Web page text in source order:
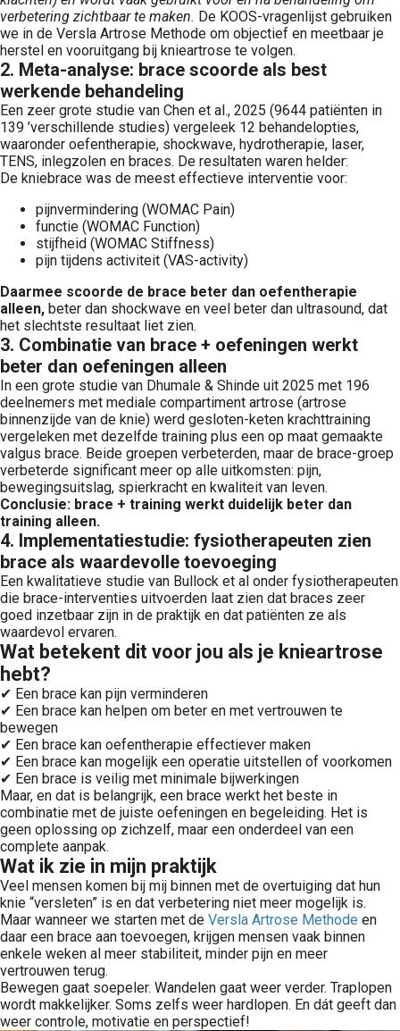
verbetering zichtbaar te maken. De KOOS-vragenlijst gebruiken
we in de Versla Artrose Methode om objectief en meetbaar je
herstel en vooruitgang bij knieartrose te volgen.
2. Meta-analyse: brace scoorde als best
werkende behandeling
Een zeer grote studie van Chen et al., 2025 (9644 patiënten in
139 ’verschillende studies) vergeleek 12 behandelopties,
waaronder oefentherapie, shockwave, hydrotherapie, laser,
TENS, inlegzolen en braces. De resultaten waren helder:
De kniebrace was de meest effectieve interventie voor:
pijnvermindering (WOMAC Pain)
functie (WOMAC Function)
stijfheid (WOMAC Stiffness)
pijn tijdens activiteit (VAS-activity)
Daarmee scoorde de brace beter dan oefentherapie
alleen, beter dan shockwave en veel beter dan ultrasound, dat
het slechtste resultaat liet zien.
3. Combinatie van brace + oefeningen werkt
beter dan oefeningen alleen
In een grote studie van Dhumale & Shinde uit 2025 met 196
deelnemers met mediale compartiment artrose (artrose
binnenzijde van de knie) werd gesloten-keten krachttraining
vergeleken met dezelfde training plus een op maat gemaakte
valgus brace. Beide groepen verbeterden, maar de brace-groep
verbeterde significant meer op alle uitkomsten: pijn,
bewegingsuitslag, spierkracht en kwaliteit van leven.
Conclusie: brace + training werkt duidelijk beter dan
training alleen.
4. Implementatiestudie: fysiotherapeuten zien
brace als waardevolle toevoeging
Een kwalitatieve studie van Bullock et al onder fysiotherapeuten
die brace-interventies uitvoerden laat zien dat braces zeer
goed inzetbaar zijn in de praktijk en dat patiënten ze als
waardevol ervaren.
Wat betekent dit voor jou als je knieartrose
hebt?
✔ Een brace kan pijn verminderen
✔ Een brace kan helpen om beter en met vertrouwen te
bewegen
✔ Een brace kan oefentherapie effectiever maken
✔ Een brace kan mogelijk een operatie uitstellen of voorkomen
✔ Een brace is veilig met minimale bijwerkingen
Maar, en dat is belangrijk, een brace werkt het beste in
combinatie met de juiste oefeningen en begeleiding. Het is
geen oplossing op zichzelf, maar een onderdeel van een
complete aanpak.
Wat ik zie in mijn praktijk
Veel mensen komen bij mij binnen met de overtuiging dat hun
knie “versleten” is en dat verbetering niet meer mogelijk is.
Maar wanneer we starten met de Versla Artrose Methode en
daar een brace aan toevoegen, krijgen mensen vaak binnen
enkele weken al meer stabiliteit, minder pijn en meer
vertrouwen terug.
Bewegen gaat soepeler. Wandelen gaat weer verder. Traplopen
wordt makkelijker. Soms zelfs weer hardlopen. En dát geeft dan
weer controle, motivatie en perspectief!